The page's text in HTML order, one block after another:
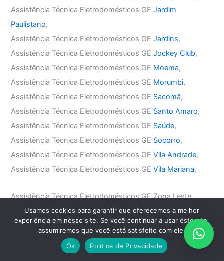
Assistência Técnica Eletrodomésticos GEJardim
Paulistano,
Assistência Técnica Eletrodomésticos GEJardins,
Assistência Técnica Eletrodomésticos GEJockey Club,
Assistência Técnica Eletrodomésticos GE Moema,
Assistência Técnica Eletrodomésticos GE Morumbi,
Assistência Técnica Eletrodomésticos GE Sacomã,
Assistência Técnica Eletrodomésticos GE Santo Amaro,
Assistência Técnica Eletrodomésticos GE Saúde,
Assistência Técnica Eletrodomésticos GE Socorro,
Assistência Técnica Eletrodomésticos GEVila Andrade,
Assistência Técnica Eletrodomésticos GEVila Mariana,
Assistência Técnica Eletrodomésticos GE Zona Leste
Assistência Técnica Eletrodomésticos GEÁgua Rasa,
Assistência Técnica Eletrodomésticos GEAnália Franco
Assistência Técnica Eletrodomésticos GEAricanduva
,
Assistência Técnica Eletrodomésticos GEBelém
Usamos cookies para garantir que oferecemos a melhor
experiência em nosso site. Se você continuar a usar este site,
assumiremos que você está satisfeito com ele.
Ok
Política de Privacidade